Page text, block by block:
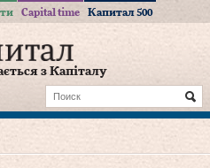
Capital time Капитал 500
з Капіталу